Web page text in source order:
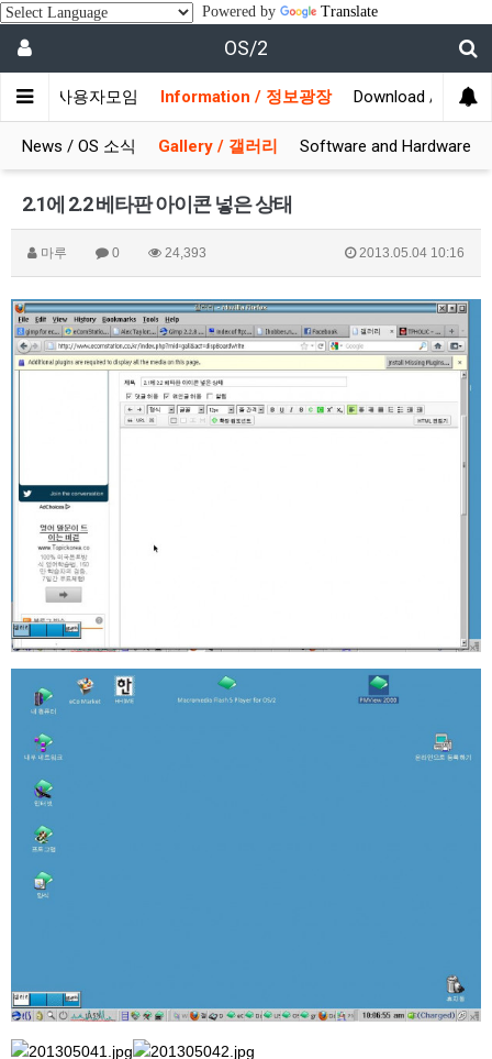
Powered by Translate
OS/2
/ 사용자모임 Information / 정보광장 Download / 자료실
News / OS 소식 Gallery / 갤러리 Software and Hardware
2.1에 2.2 베타판 아이콘 넣은 상태
마루 0 24,393 2013.05.04 10:16